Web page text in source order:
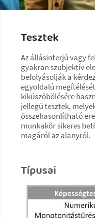
Tesztek
Az állásinterjú vagy
gyakran szubjektív
befolyásolják a
egyoldalú
kiküszöbölésére
jellegű tesztek,
összehasonlítható
munkakör sikeres
magáról az alanyról.
Típusai